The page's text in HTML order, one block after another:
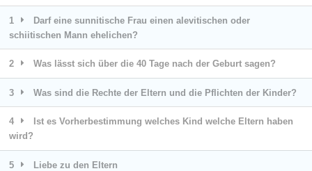
1
Darf eine sunnitische Frau einen alevitischen oder
schiitischen Mann ehelichen?
2 Was lässt sich über die 40 Tage nach der Geburt sagen?
3 Was sind die Rechte der Eltern und die Pflichten der Kinder?
4
Ist es Vorherbestimmung welches Kind welche Eltern haben
wird?
5 Liebe zu den Eltern